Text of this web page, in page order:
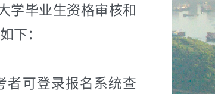
学毕业生资格审核和
下：
者可登录报名系统查